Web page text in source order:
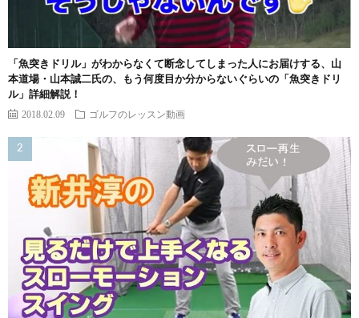
「魚突きドリル」がわからなくて断念してしまった人にお届けする、山
本道場・山本誠二氏の、もう何度目か分からないぐらいの「魚突きドリ
ル」詳細解説！
2018.02.09 ゴルフのレッスン動画